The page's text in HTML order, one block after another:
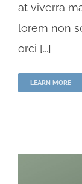
at viverra
lorem non
orci [...]
LEARN MORE